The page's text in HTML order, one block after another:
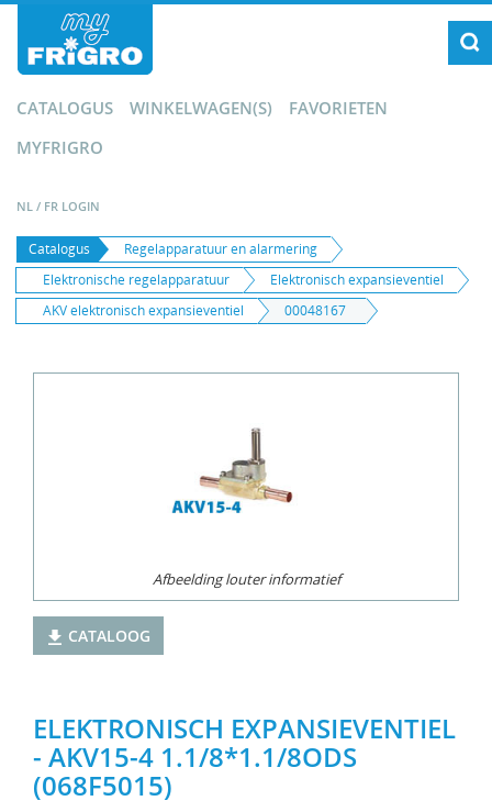
CATALOGUS WINKELWAGEN(S)
FAVORIETEN
MYFRIGRO
NL / FR LOGIN
Catalogus
Regelapparatuur en alarmering
Elektronische regelapparatuur
Elektronisch expansieventiel
AKV elektronisch expansieventiel
00048167
Afbeelding louter informatief
CATALOOG
ELEKTRONISCH EXPANSIEVENTIEL
- AKV15-4 1.1/8*1.1/8ODS
(068F5015)